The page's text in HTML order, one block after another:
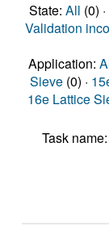
State: All (0) ·
Validation
Application:
Sieve (0) ·
16e Lattice
Task name: